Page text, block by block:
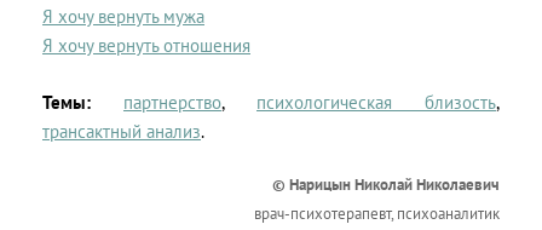
Я хочу вернуть мужа
Я хочу вернуть отношения
Темы: партнерство, психологическая близость,
трансактный анализ.
© Нарицын Николай Николаевич
врач-психотерапевт, психоаналитик